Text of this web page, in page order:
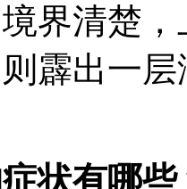
界清楚
霹出一
状有哪些